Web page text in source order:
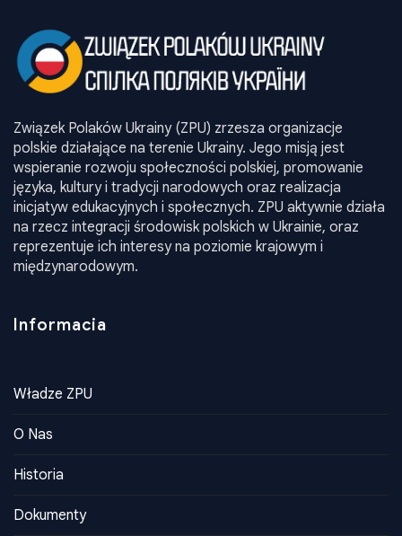
Związek Polaków Ukrainy (ZPU) zrzesza organizacje
polskie działające na terenie Ukrainy. Jego misją jest
wspieranie rozwoju społeczności polskiej, promowanie
języka, kultury i tradycji narodowych oraz realizacja
inicjatyw edukacyjnych i społecznych. ZPU aktywnie działa
na rzecz integracji środowisk polskich w Ukrainie, oraz
reprezentuje ich interesy na poziomie krajowym i
międzynarodowym.
Informacia
Władze ZPU
O Nas
Historia
Dokumenty